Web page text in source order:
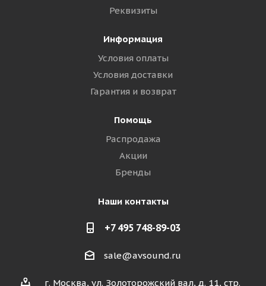
Реквизиты
Информация
Условия оплаты
Условия доставки
Гарантия и возврат
Помощь
Распродажа
Акции
Бренды
Наши контакты
+7 495 748-89-03
sale@avsound.ru
г. Москва, ул. Золоторожский вал, д. 11, стр.